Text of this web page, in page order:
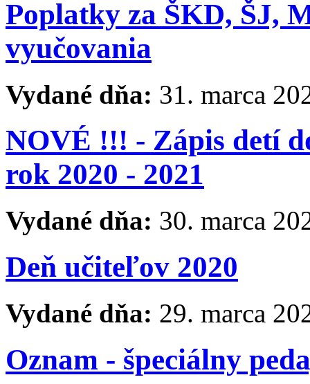
Poplatky za ŠKD, ŠJ,
vyučovania
Vydané dňa: 31. marca
NOVÉ !!! - Zápis detí
rok 2020 - 2021
Vydané dňa: 30. marca
Deň učiteľov 2020
Vydané dňa: 29. marca
Oznam - špeciálny